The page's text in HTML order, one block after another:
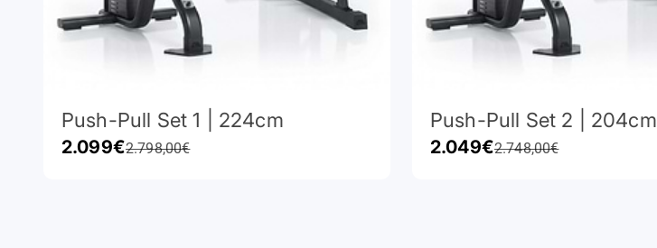
Push-Pull Set 1 | 224cm
Prodejní cena
2.099€Běžná cena
2.798,00€
Push-Pull Set 2 | 204cm
Prodejní cena
2.049€Běžná cena
2.748,00€